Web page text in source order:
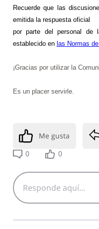
Recuerde que
las
emitida la respuesta oficial
por parte del personal de
establecido en las Normas
¡Gracias por utilizar la
Es un placer servirle.
Me gusta
0
0